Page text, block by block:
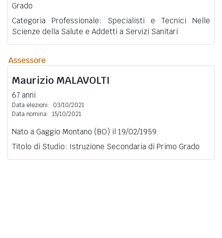
Grado
Categoria Professionale: Specialisti e Tecnici Nelle
Scienze della Salute e Addetti a Servizi Sanitari
Assessore
Maurizio MALAVOLTI
67 anni
Data elezioni:
03/10/2021
Data nomina: 15/10/2021
Nato a Gaggio Montano (BO) il 19/02/1959
Titolo di Studio: Istruzione Secondaria di Primo Grado